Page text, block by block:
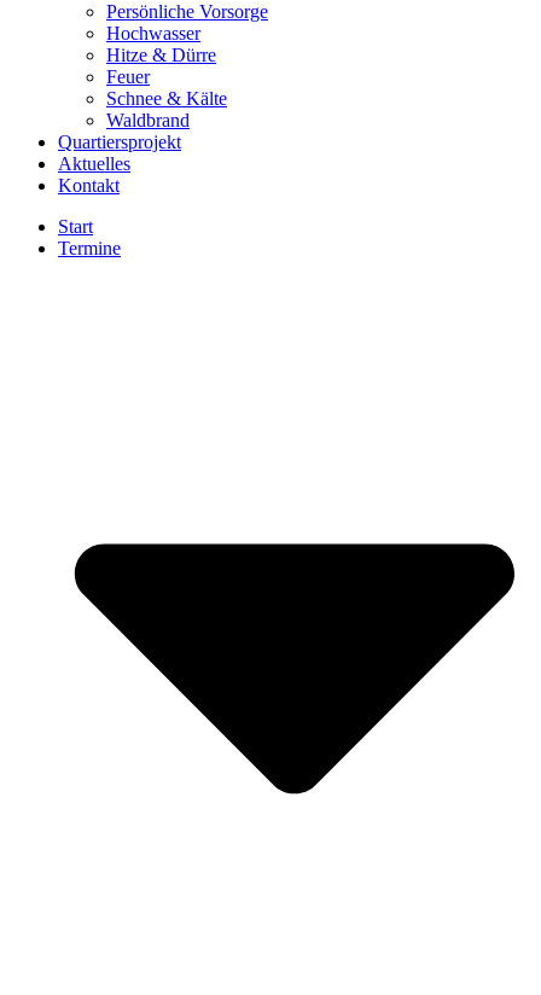
Persönliche Vorsorge
Hochwasser
Hitze & Dürre
Feuer
Schnee & Kälte
Waldbrand
Quartiersprojekt
Aktuelles
Kontakt
Start
Termine